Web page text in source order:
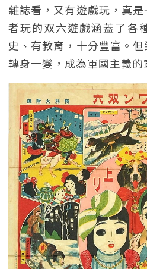
雜誌看，又有遊戲玩，真
者玩的双六遊戲涵蓋了各
史、有教育，十分豐富。
轉身一變，成為軍國主義的